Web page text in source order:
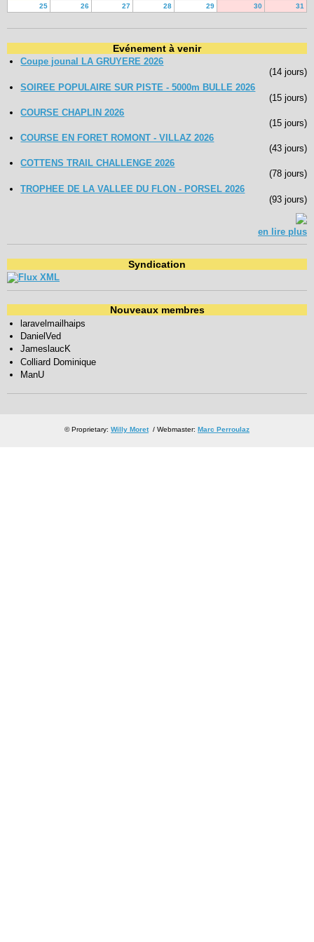
25
26 27 28 29 30 31
Evénement à venir
Coupe jounal LA GRUYERE 2026
(14 jours)
SOIREE POPULAIRE SUR PISTE - 5000m BULLE 2026
(15 jours)
COURSE CHAPLIN 2026
(15 jours)
COURSE EN FORET ROMONT - VILLAZ 2026
(43 jours)
COTTENS TRAIL CHALLENGE 2026
(78 jours)
TROPHEE DE LA VALLEE DU FLON - PORSEL 2026
(93 jours)
en lire plus
Syndication
Nouveaux membres
laravelmailhaips
DanielVed
JameslaucK
Colliard Dominique
ManU
© Proprietary: Willy Moret/ Webmaster: Marc Perroulaz